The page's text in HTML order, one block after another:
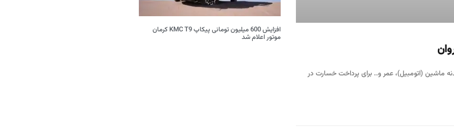
ماشین (اتومبیل)، عمر و.. برای پرداخت خسارت در
افزایش 600 میلیون تومانی پیکاپ KMC T9 کرمان
موتور اعلام شد